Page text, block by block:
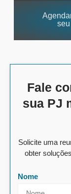
Fale
sua PJ
Solicite uma
obter
Nome